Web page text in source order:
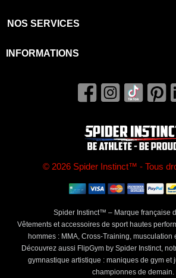
NOS SERVICES
INFORMATIONS
© 2026 Spider Instinct™ - Tous
Spider Instinct™ – Marque française
Vêtements et accessoires de sport hautes
hommes : MMA, Cross-Training, musculation
Découvrez aussi FlipGym by Spider Instinct,
gymnastique artistique : maniques de gym et
championnes de demain.